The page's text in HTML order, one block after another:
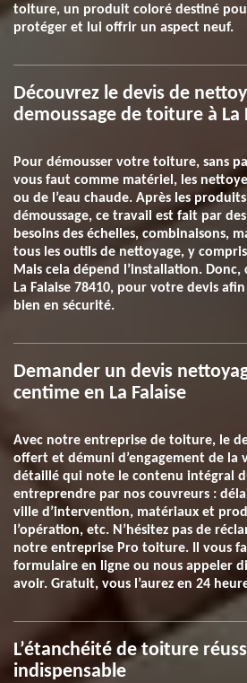
toiture, un produit coloré destiné
protéger et lui offrir un aspect neuf.
Découvrez le devis de
demoussage de toiture à La
Pour démousser votre toiture, sans
vous faut comme matériel, les
ou de l’eau chaude. Après les
démoussage, ce travail est fait par
besoins des échelles, combinaisons,
tous les outils de nettoyage, y
Mais cela dépend l’installation.
La Falaise 78410, pour votre devis
bien en sécurité.
Demander un devis
centime en La Falaise
Avec notre entreprise de toiture, le
offert et démuni d’engagement de la
détaillé qui note le contenu intégral
entreprendre par nos couvreurs :
ville d’intervention, matériaux et
l’opération, etc. N’hésitez pas de
notre entreprise Pro toiture. Il vous
formulaire en ligne ou nous appeler
avoir. Gratuit, vous l’aurez en 24
L’étanchéité de toiture
indispensable